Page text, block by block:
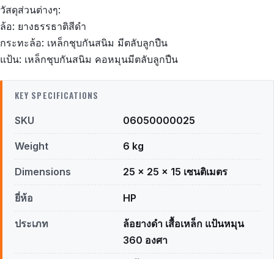
วัสดุส่วนต่างๆ:
ล้อ: ยางธรรธาติสีดำ
กระทะล้อ: เหล็กชุบกันสนิม มีตลับลูกปืน
แป้น: เหล็กชุบกันสนิม คอหมุนมีตลับลูกปืน
KEY SPECIFICATIONS
SKU 06050000025
Weight 6 kg
Dimensions 25 × 25 × 15 เซนติเมตร
ยี่ห้อ HP
ประเภท
ล้อยางดำ เสื้อเหล็ก แป้นหมุน
360 องศา